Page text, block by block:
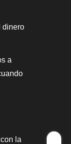
dinero
a
la